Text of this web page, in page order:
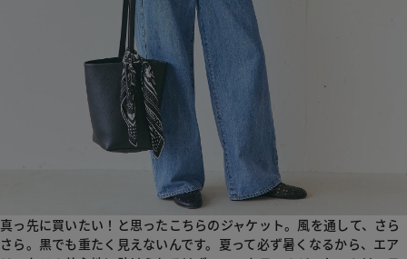
真っ先に買いたい！と思ったこちらのジャケット。風を通して、さら
さら。黒でも重たく見えないんです。夏って必ず暑くなるから、エア